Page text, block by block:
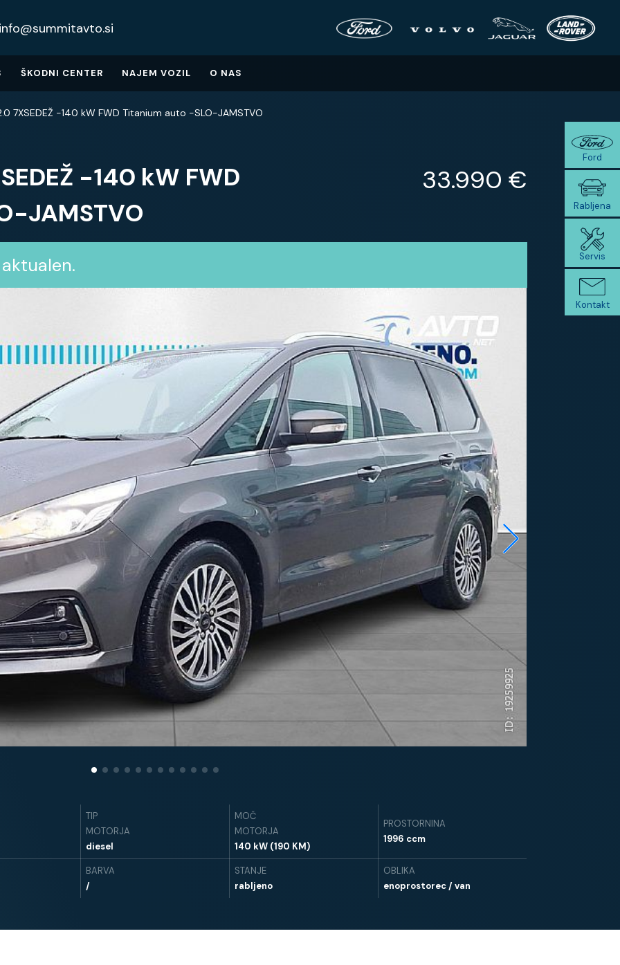
info@summitavto.si
ŠKODNI CENTER NAJEM VOZIL O NAS
7XSEDEŽ -140 kW FWD Titanium auto -SLO-JAMSTVO
-140 kW FWD
JAMSTVO
33.990 €
TIP
MOTORJA
diesel
MOČ
MOTORJA
140 kW (190 KM)
PROSTORNINA
1996 ccm
BARVA
/
STANJE
rabljeno
OBLIKA
enoprostorec / van
Ford
Rabljena
Servis
Kontakt
×
×